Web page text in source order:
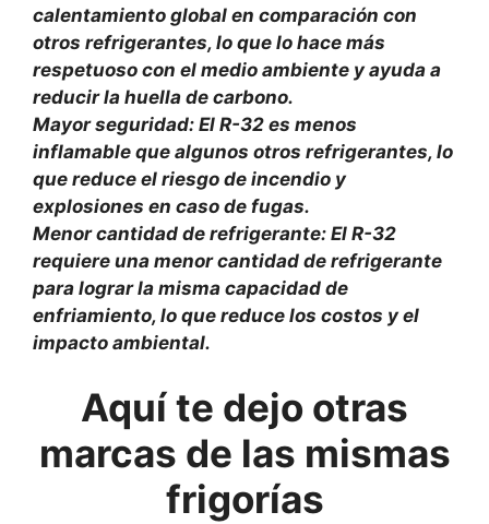
calentamiento global en comparación con
otros refrigerantes, lo que lo hace más
respetuoso con el medio ambiente y ayuda a
reducir la huella de carbono.
Mayor seguridad: El R-32 es menos
inflamable que algunos otros refrigerantes, lo
que reduce el riesgo de incendio y
explosiones en caso de fugas.
Menor cantidad de refrigerante: El R-32
requiere una menor cantidad de refrigerante
para lograr la misma capacidad de
enfriamiento, lo que reduce los costos y el
impacto ambiental.
Aquí te dejo otras
marcas de las mismas
frigorías